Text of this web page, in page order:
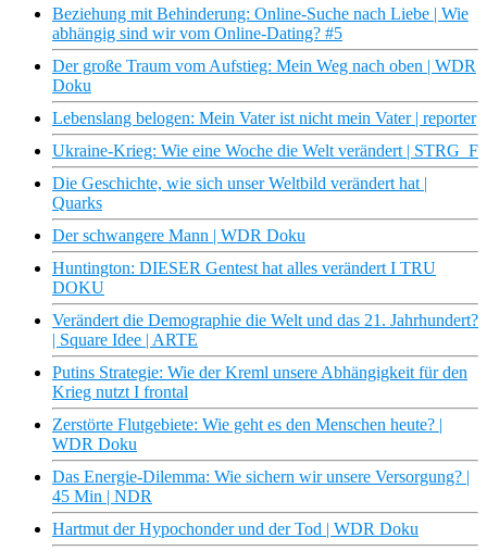
Beziehung mit Behinderung: Online-Suche nach Liebe | Wie
abhängig sind wir vom Online-Dating? #5
Der große Traum vom Aufstieg: Mein Weg nach oben | WDR
Doku
Lebenslang belogen: Mein Vater ist nicht mein Vater | reporter
Ukraine-Krieg: Wie eine Woche die Welt verändert | STRG_F
Die Geschichte, wie sich unser Weltbild verändert hat |
Quarks
Der schwangere Mann | WDR Doku
Huntington: DIESER Gentest hat alles verändert I TRU
DOKU
Verändert die Demographie die Welt und das 21. Jahrhundert?
| Square Idee | ARTE
Putins Strategie: Wie der Kreml unsere Abhängigkeit für den
Krieg nutzt I frontal
Zerstörte Flutgebiete: Wie geht es den Menschen heute? |
WDR Doku
Das Energie-Dilemma: Wie sichern wir unsere Versorgung? |
45 Min | NDR
Hartmut der Hypochonder und der Tod | WDR Doku